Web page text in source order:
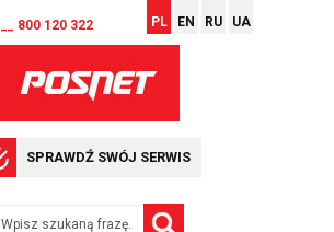
__ 800 120 322 PL EN RU UA
SPRAWDŹ SWÓJ SERWIS